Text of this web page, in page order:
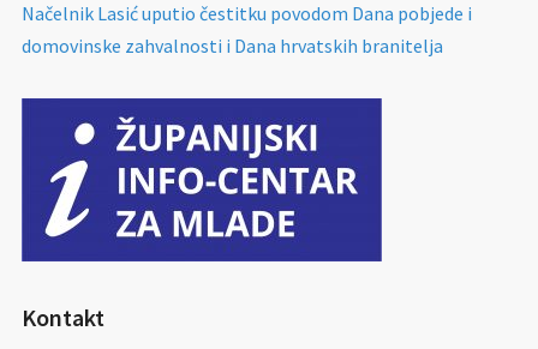
Načelnik Lasić uputio čestitku povodom Dana pobjede i
domovinske zahvalnosti i Dana hrvatskih branitelja
Kontakt